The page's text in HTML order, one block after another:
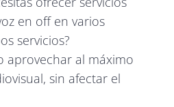
en off en varios
servicios?
aprovechar al máximo
sin afectar el